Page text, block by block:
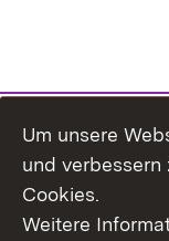
Um unsere
und verbessern
Cookies.
Weitere